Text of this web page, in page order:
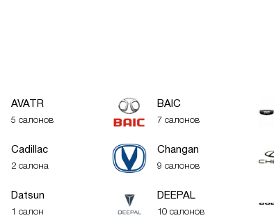
AVATR
5 салонов
BAIC
7 салонов
Cadillac
2 салона
Changan
9 салонов
Datsun
1 салон
DEEPAL
10 салонов